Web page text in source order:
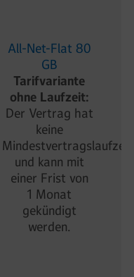
All-Net-Flat 80
GB
Tarifvariante
ohne Laufzeit:
Der Vertrag hat
keine
Mindestvertragslaufzeit
und kann mit
einer Frist von
1 Monat
gekündigt
werden.